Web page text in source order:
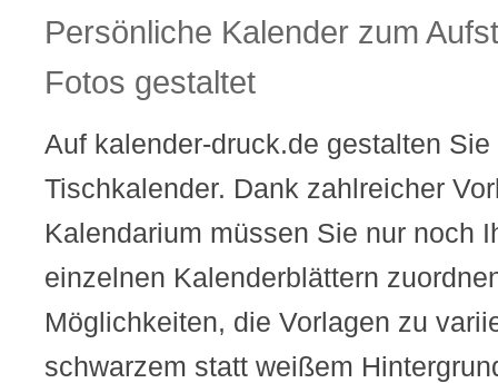
Persönliche Kalender zum
Fotos gestaltet
Auf kalender-druck.de gestalten
Tischkalender. Dank zahlreicher
Kalendarium müssen Sie nur noch
einzelnen Kalenderblättern
Möglichkeiten, die Vorlagen zu
schwarzem statt weißem